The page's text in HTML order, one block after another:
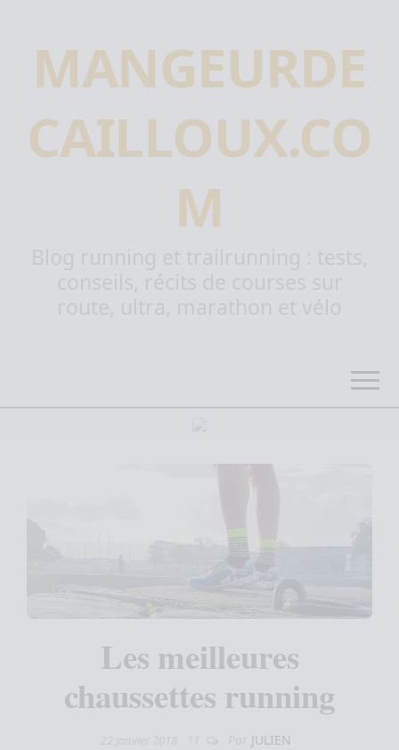
MANGEURDE
CAILLOUX.CO
M
Les meilleures
chaussettes running
JULIEN